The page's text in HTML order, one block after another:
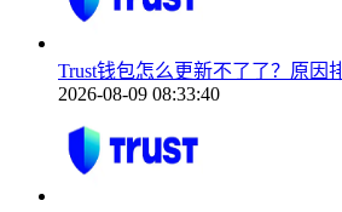
Trust钱包怎么更新不了了？原因
2026-08-09 08:33:40